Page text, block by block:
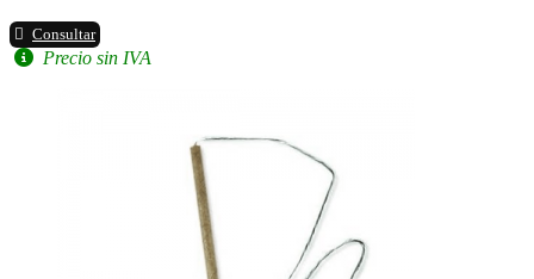
Consultar
Precio sin IVA